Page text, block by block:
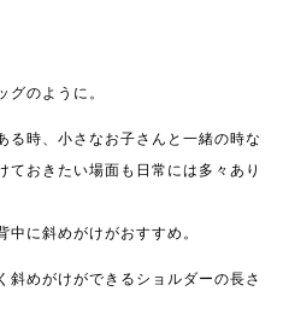
グのように。
る時、小さなお子さんと一緒の時な
ておきたい場面も日常には多々あり
中に斜めがけがおすすめ。
斜めがけができるショルダーの長さ